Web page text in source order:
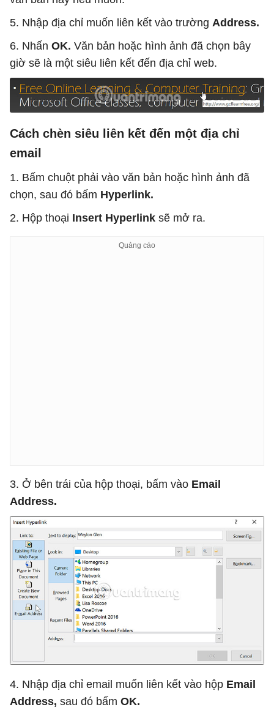
5. Nhập địa chỉ muốn liên kết vào trường Address.
6. Nhấn OK. Văn bản hoặc hình ảnh đã chọn bây
giờ sẽ là một siêu liên kết đến địa chỉ web.
Cách chèn siêu liên kết đến một địa chỉ
email
1. Bấm chuột phải vào văn bản hoặc hình ảnh đã
chọn, sau đó bấm Hyperlink.
2. Hộp thoại Insert Hyperlink sẽ mở ra.
3. Ở bên trái của hộp thoại, bấm vào Email
Address.
4. Nhập địa chỉ email muốn liên kết vào hộp Email
Address, sau đó bấm OK.